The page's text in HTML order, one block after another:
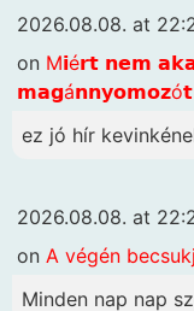
2026.08.08. at
on M𝗶é𝗿𝘁 𝗻𝗲𝗺
𝗺𝗮𝗴á𝗻𝗻𝘆𝗼𝗺𝗼𝘇ó𝘁
ez jó hír
2026.08.08. at
on A végén
Minden nap nap